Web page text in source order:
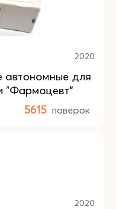
2020
автономные для
"Фармацевт"
5615 поверок
2020